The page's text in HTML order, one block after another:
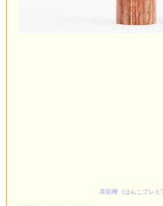
茶彩樺（はんこプレミ